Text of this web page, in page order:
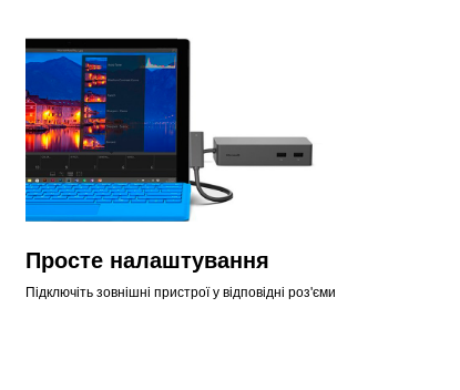
Просте налаштування
Підключіть зовнішні пристрої у відповідні роз'єми